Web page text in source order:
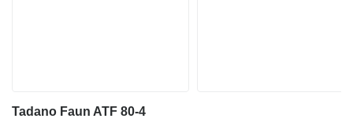
Tadano Faun ATF 80-4